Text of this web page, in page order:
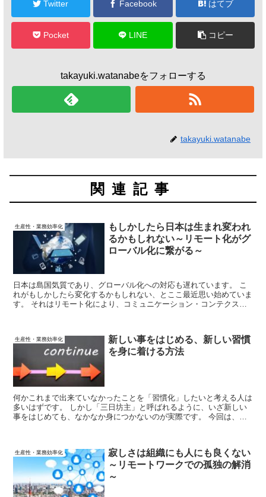
Twitter Facebook はてブ
Pocket LINE コピー
takayuki.watanabeをフォローする
takayuki.watanabe
関連記事
生産性・業務効率化
もしかしたら日本は生まれ変われ
るかもしれない～リモート化がグ
ローバル化に繋がる～
日本は島国気質であり、グローバル化への対応も遅れています。 こ
れがもしかしたら変化するかもしれない、とここ最近思い始めていま
す。 それはリモート化により、コミュニケーション・コンテクスト
生産性・業務効率化
新しい事をはじめる、新しい習慣
を身に着ける方法
何かこれまで出来ていなかったことを「習慣化」したいと考える人は
多いはずです。 しかし「三日坊主」と呼ばれるように、いざ新しい
事をはじめても、なかなか身につかないのが実際です。 今回は、新
生産性・業務効率化
寂しさは組織にも人にも良くない
～リモートワークでの孤独の解消
～